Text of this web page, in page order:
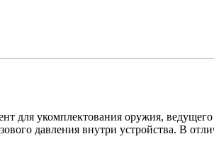
укомплектования оружия,
давления внутри устройства. В